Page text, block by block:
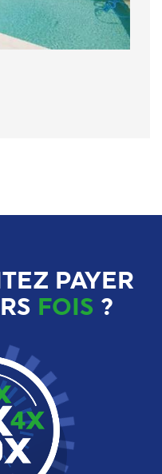
PAYER
FOIS ?